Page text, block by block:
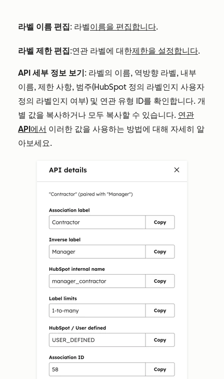
라벨 이름 편집: 라벨이름을 편집합니다.
라벨 제한 편집:연관 라벨에 대한제한을 설정합니다.
API 세부 정보 보기: 라벨의 이름, 역방향 라벨, 내부
이름, 제한 사항, 범주(HubSpot 정의 라벨인지 사용자
정의 라벨인지 여부) 및 연관 유형 ID를 확인합니다. 개
별 값을 복사하거나 모두 복사할 수 있습니다. 연관
API에서 이러한 값을 사용하는 방법에 대해 자세히 알
아보세요.